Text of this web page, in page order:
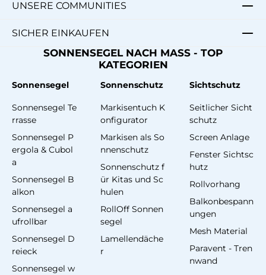
UNSERE COMMUNITIES
SICHER EINKAUFEN
SONNENSEGEL NACH MASS - TOP
KATEGORIEN
Sonnensegel
Sonnensegel Te
rrasse
Sonnensegel P
ergola & Cubol
a
Sonnensegel B
alkon
Sonnensegel a
ufrollbar
Sonnensegel D
reieck
Sonnensegel w
Sonnenschutz
Markisentuch K
onfigurator
Markisen als So
nnenschutz
Sonnenschutz f
ür Kitas und Sc
hulen
RollOff Sonnen
segel
Lamellendäche
r
Sichtschutz
Seitlicher Sicht
schutz
Screen Anlage
Fenster Sichtsc
hutz
Rollvorhang
Balkonbespann
ungen
Mesh Material
Paravent - Tren
nwand